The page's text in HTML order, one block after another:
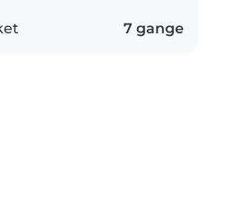
7 gange